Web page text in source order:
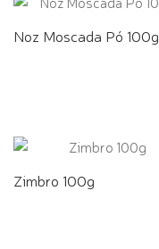
Noz Moscada Pó 100g
Zimbro 100g